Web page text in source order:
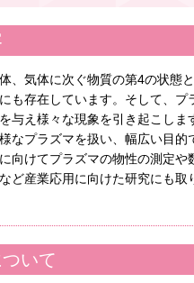
、気体に次ぐ物質の第4の状態
も存在しています。そして、
与え様々な現象を引き起こしま
なプラズマを扱い、幅広い目
向けてプラズマの物性の測定
ど産業応用に向けた研究にも取
いて